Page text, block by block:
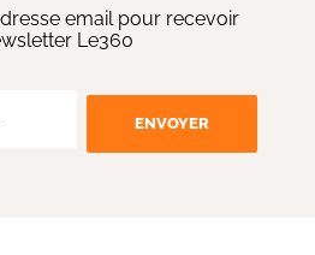
email pour recevoir
Le360
ENVOYER